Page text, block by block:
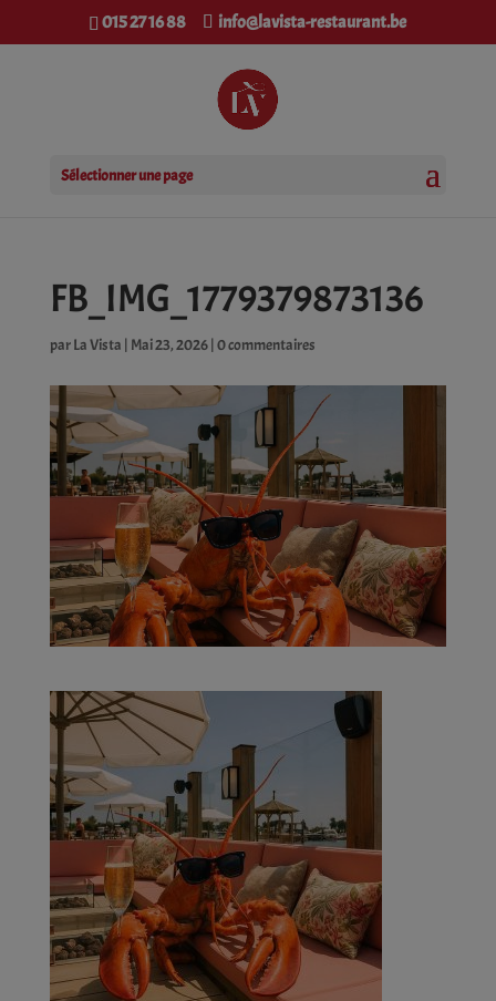
015 27 16 88 info@lavista-restaurant.be
Sélectionner une page
FB_IMG_1779379873136
parLa Vista | Mai 23, 2026| 0 commentaires
modal-check